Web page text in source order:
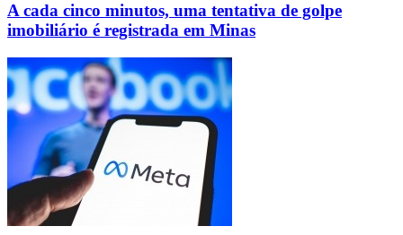
A cada cinco minutos, uma tentativa de golpe
imobiliário é registrada em Minas